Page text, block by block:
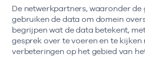
De netwerkpartners, waaronder de
gebruiken de data om domein
begrijpen wat de data betekent,
gesprek over te voeren en te kijken
verbeteringen op het gebied van